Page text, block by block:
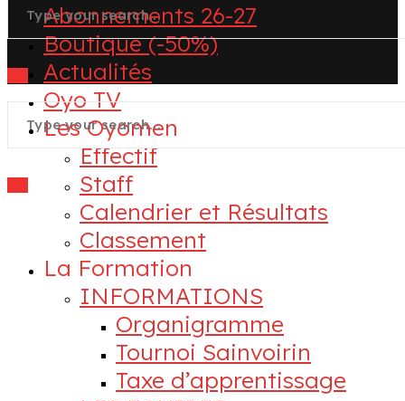
Abonnements 26-27
Boutique (-50%)
Actualités
Oyo TV
Les Oyomen
Effectif
Staff
Calendrier et Résultats
Classement
La Formation
INFORMATIONS
Organigramme
Tournoi Sainvoirin
Taxe d’apprentissage